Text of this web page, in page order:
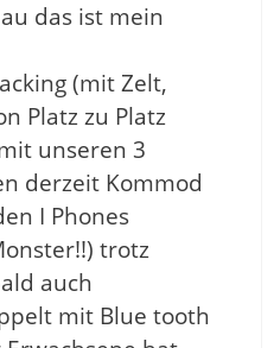
das ist mein
(mit Zelt,
Platz zu Platz
unseren 3
derzeit Kommod
I Phones
trotz
auch
mit Blue tooth